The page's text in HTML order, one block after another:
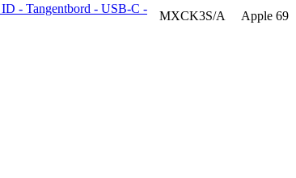
- Tangentbord - USB-C -
MXCK3S/A Apple 69